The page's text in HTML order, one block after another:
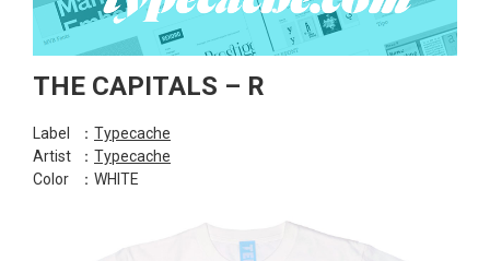
THE CAPITALS – R
Label ： Typecache
Artist
： Typecache
Color
：WHITE